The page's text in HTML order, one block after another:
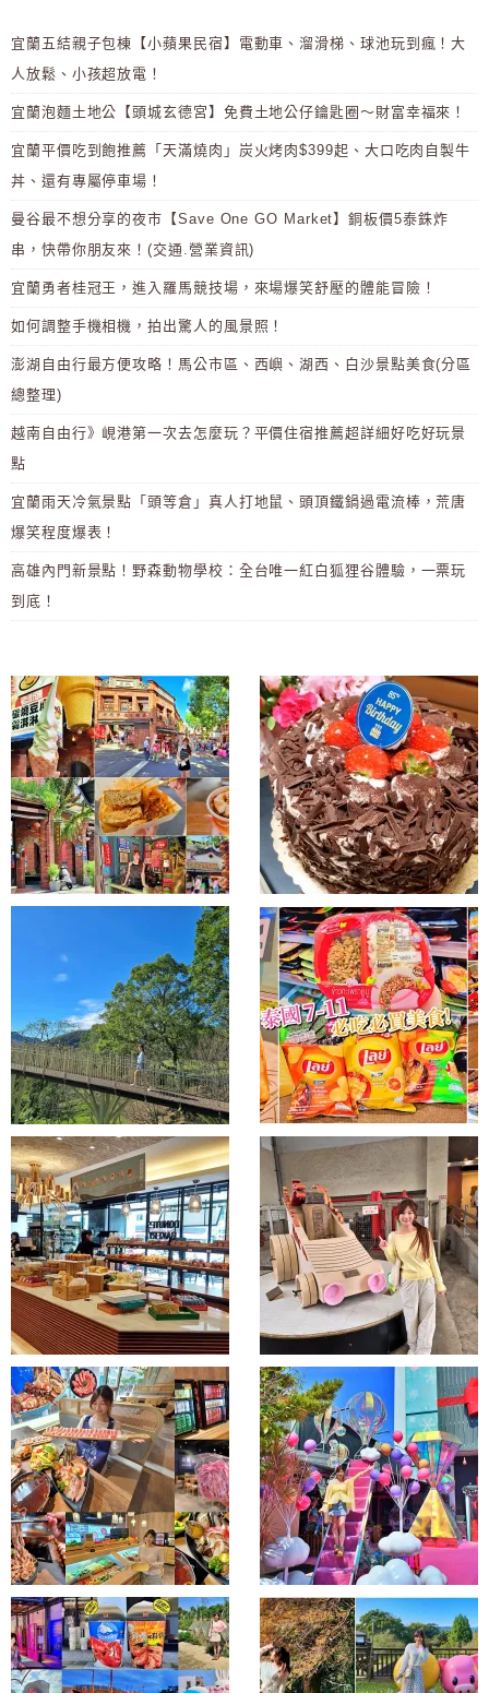
宜蘭五結親子包棟【小蘋果民宿】電動車、溜滑梯、球池玩到瘋！大
人放鬆、小孩超放電！
宜蘭泡麵土地公【頭城玄德宮】免費土地公仔鑰匙圈～財富幸福來！
宜蘭平價吃到飽推薦「天滿燒肉」炭火烤肉$399起、大口吃肉自製牛
丼、還有專屬停車場！
曼谷最不想分享的夜市【Save One GO Market】銅板價5泰銖炸
串，快帶你朋友來！(交通.營業資訊)
宜蘭勇者桂冠王，進入羅馬競技場，來場爆笑舒壓的體能冒險！
如何調整手機相機，拍出驚人的風景照！
澎湖自由行最方便攻略！馬公市區、西嶼、湖西、白沙景點美食(分區
總整理)
越南自由行》峴港第一次去怎麼玩？平價住宿推薦超詳細好吃好玩景
點
宜蘭雨天冷氣景點「頭等倉」真人打地鼠、頭頂鐵鍋過電流棒，荒唐
爆笑程度爆表！
高雄內門新景點！野森動物學校：全台唯一紅白狐狸谷體驗，一票玩
到底！